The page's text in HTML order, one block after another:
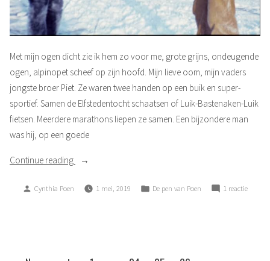
Met mijn ogen dicht zie ik hem zo voor me, grote grijns, ondeugende
ogen, alpinopet scheef op zijn hoofd. Mijn lieve oom, mijn vaders
jongste broer Piet. Ze waren twee handen op een buik en super-
sportief. Samen de Elfstedentocht schaatsen of Luik-Bastenaken-Luik
fietsen. Meerdere marathons liepen ze samen. Een bijzondere man
was hij, op een goede
Continue reading
“Groot
Posted
Cynthia Poen 1 mei, 2019
Posted
De pen van Poen 1 reactieop